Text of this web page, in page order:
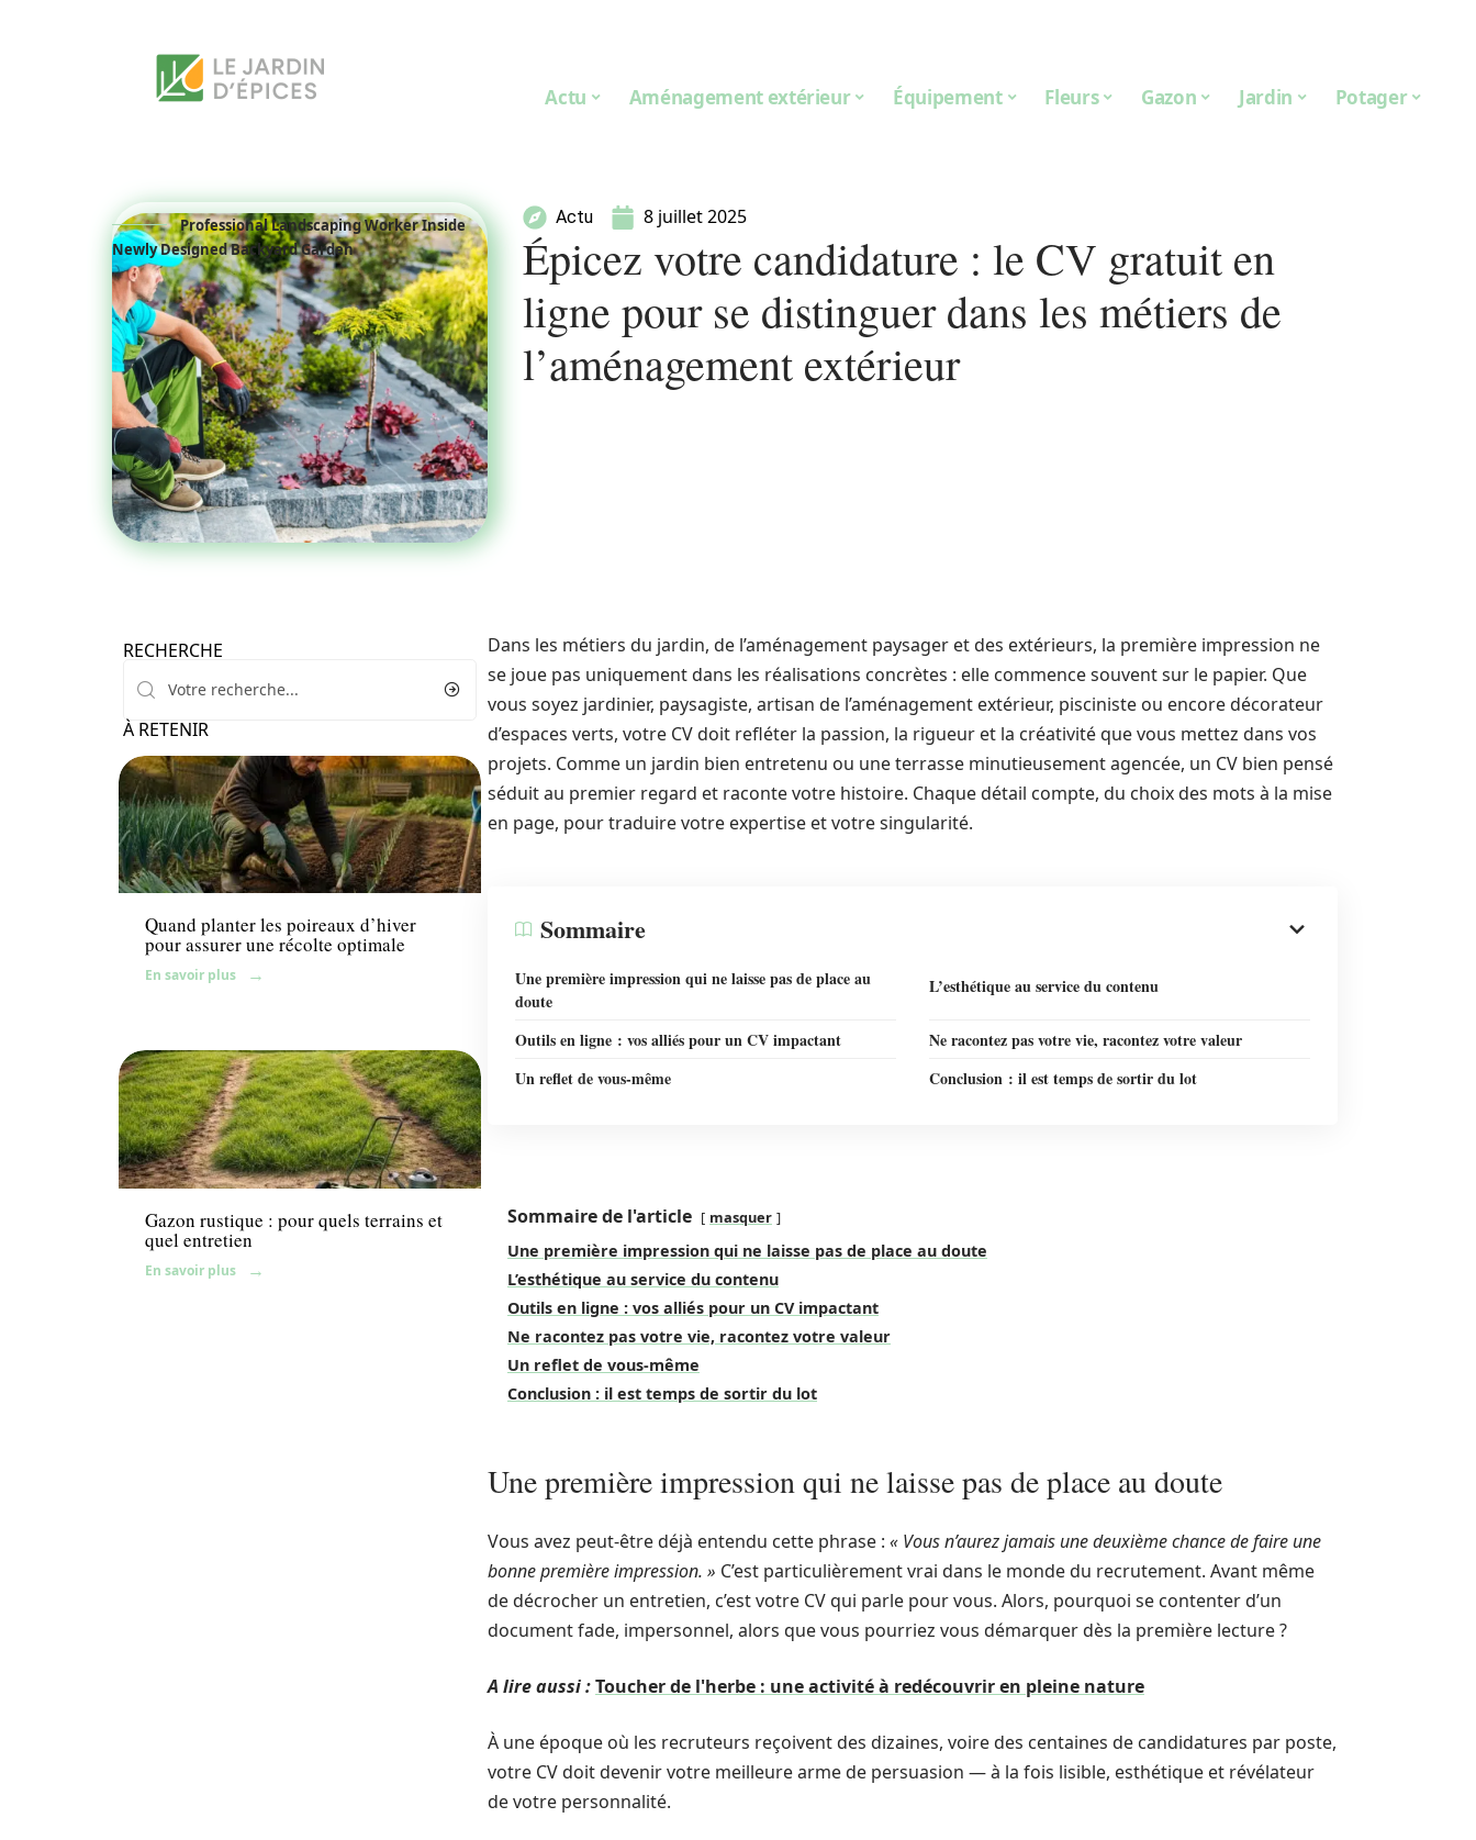
Actu Aménagement extérieur Équipement Fleurs Gazon Jardin Potager
Professional Landscaping Worker Inside
Newly Designed Backyard Garden
Actu 8 juillet 2025
Épicez votre candidature : le CV gratuit en
ligne pour se distinguer dans les métiers de
l’aménagement extérieur
RECHERCHE
À RETENIR
Potager
Quand planter les poireaux d’hiver
pour assurer une récolte optimale
En savoir plus
Gazon
Gazon rustique : pour quels terrains et
quel entretien
En savoir plus
Dans les métiers du jardin, de l’aménagement paysager et des extérieurs, la première impression ne
se joue pas uniquement dans les réalisations concrètes : elle commence souvent sur le papier. Que
vous soyez jardinier, paysagiste, artisan de l’aménagement extérieur, pisciniste ou encore décorateur
d’espaces verts, votre CV doit refléter la passion, la rigueur et la créativité que vous mettez dans vos
projets. Comme un jardin bien entretenu ou une terrasse minutieusement agencée, un CV bien pensé
séduit au premier regard et raconte votre histoire. Chaque détail compte, du choix des mots à la mise
en page, pour traduire votre expertise et votre singularité.
Sommaire
Une première impression qui ne laisse pas de place au
doute
L’esthétique au service du contenu
Outils en ligne : vos alliés pour un CV impactant
Ne racontez pas votre vie, racontez votre valeur
Un reflet de vous-même
Conclusion : il est temps de sortir du lot
Sommaire de l'article masquer
Une première impression qui ne laisse pas de place au doute
L’esthétique au service du contenu
Outils en ligne : vos alliés pour un CV impactant
Ne racontez pas votre vie, racontez votre valeur
Un reflet de vous-même
Conclusion : il est temps de sortir du lot
Une première impression qui ne laisse pas de place au doute
Vous avez peut-être déjà entendu cette phrase : « Vous n’aurez jamais une deuxième chance de faire une
bonne première impression. » C’est particulièrement vrai dans le monde du recrutement. Avant même
de décrocher un entretien, c’est votre CV qui parle pour vous. Alors, pourquoi se contenter d’un
document fade, impersonnel, alors que vous pourriez vous démarquer dès la première lecture ?
A lire aussi :Toucher de l'herbe : une activité à redécouvrir en pleine nature
À une époque où les recruteurs reçoivent des dizaines, voire des centaines de candidatures par poste,
votre CV doit devenir votre meilleure arme de persuasion — à la fois lisible, esthétique et révélateur
de votre personnalité.